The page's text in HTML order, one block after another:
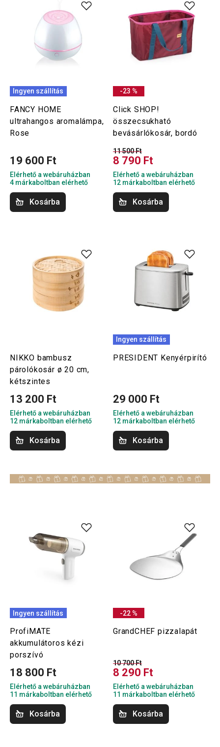
Ingyen szállítás
FANCY HOME
ultrahangos aromalámpa,
Rose
19 600 Ft
Elérhető a webáruházban
4 márkaboltban elérhető
Kosárba
-23 %
Click SHOP!
összecsukható
bevásárlókosár, bordó
11 500 Ft
8 790 Ft
Elérhető a webáruházban
12 márkaboltban elérhető
Kosárba
NIKKO bambusz
párolókosár ø 20 cm,
kétszintes
13 200 Ft
Elérhető a webáruházban
12 márkaboltban elérhető
Kosárba
Ingyen szállítás
PRESIDENT Kenyérpirító
29 000 Ft
Elérhető a webáruházban
12 márkaboltban elérhető
Kosárba
Ingyen szállítás
ProfiMATE
akkumulátoros kézi
porszívó
18 800 Ft
Elérhető a webáruházban
11 márkaboltban elérhető
Kosárba
-22 %
GrandCHEF pizzalapát
10 700 Ft
8 290 Ft
Elérhető a webáruházban
11 márkaboltban elérhető
Kosárba